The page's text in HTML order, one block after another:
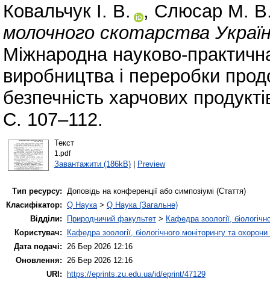
Ковальчук І. В. , Слюсар М.
молочного скотарства
Міжнародна науково-
виробництва і переробки
безпечність харчових
С. 107–112.
Текст
1.pdf
Завантажити (186kB)| Preview
Тип ресурсу: Доповідь на конференції або симпозіумі (Стаття)
Класифікатор: Q Наука> Q Наука (Загальне)
Відділи:
Природничий факультет > Кафедра зоології,
Користувач:
Кафедра зоології, біологічного моніторингу та
Дата подачі: 26 Бер 2026 12:16
Оновлення: 26 Бер 2026 12:16
URI:
https://eprints.zu.edu.ua/id/eprint/47129